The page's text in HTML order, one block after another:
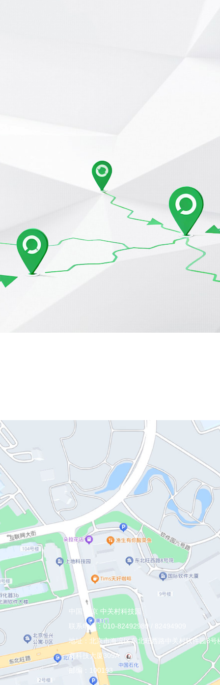
中国 北京 中关村科技园
联系电话：010-82492980 / 82494909
地址：北京市海淀区东北旺西路中关村软件园8号
夏科技大厦309A
邮编：100193